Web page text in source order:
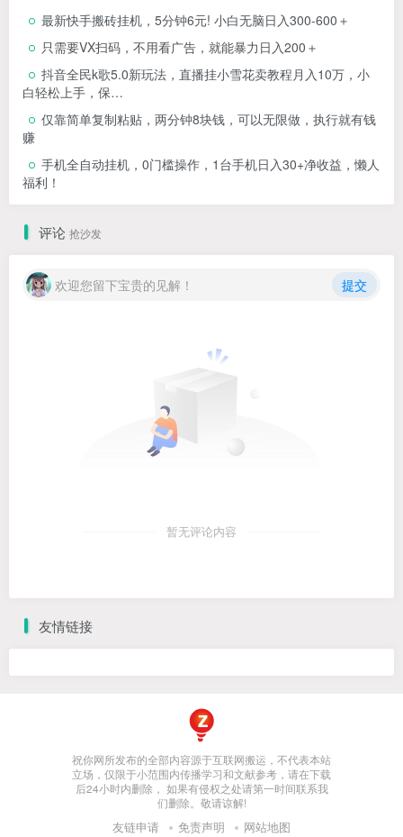
最新快手搬砖挂机，5分钟6元! 小白无脑日入300-600＋
只需要VX扫码，不用看广告，就能暴力日入200＋
抖音全民k歌5.0新玩法，直播挂小雪花卖教程月入10万，小
白轻松上手，保…
仅靠简单复制粘贴，两分钟8块钱，可以无限做，执行就有钱
赚
手机全自动挂机，0门槛操作，1台手机日入30+净收益，懒人
福利！
评论 抢沙发
欢迎您留下宝贵的见解！ 提交
暂无评论内容
友情链接
祝你网所发布的全部内容源于互联网搬运，不代表本站
立场，仅限于小范围内传播学习和文献参考，请在下载
后24小时内删除， 如果有侵权之处请第一时间联系我
们删除。敬请谅解!
友链申请 免责声明 网站地图